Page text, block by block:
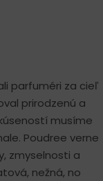
parfuméri za cieľ
prirodzenú a
musíme
Poudree verne
zmyselnosti a
nežná, no